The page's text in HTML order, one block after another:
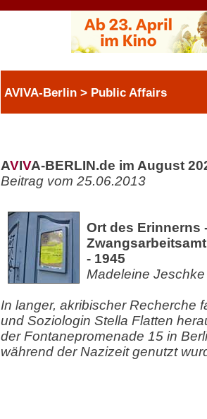
AVIVA-Berlin > Public Affairs
AVIVA-BERLIN.de im August
Beitrag vom 25.06.2013
Ort des Erinnerns
- 1945
Madeleine Jeschke
In langer, akribischer Recherche
und Soziologin Stella Flatten
der Fontanepromenade 15 in
während der Nazizeit genutzt